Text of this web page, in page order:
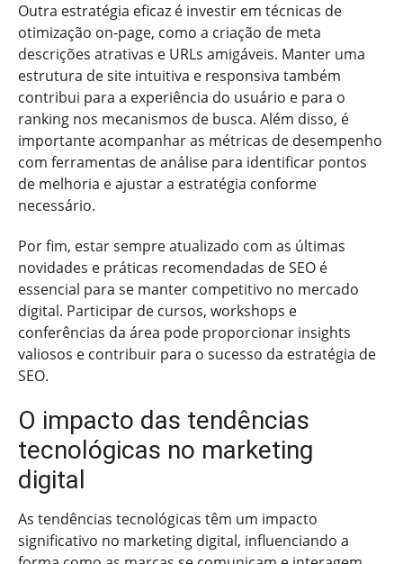
Outra estratégia eficaz é investir em técnicas de
otimização on-page, como a criação de meta
descrições atrativas e URLs amigáveis. Manter uma
estrutura de site intuitiva e responsiva também
contribui para a experiência do usuário e para o
ranking nos mecanismos de busca. Além disso, é
importante acompanhar as métricas de desempenho
com ferramentas de análise para identificar pontos
de melhoria e ajustar a estratégia conforme
necessário.
Por fim, estar sempre atualizado com as últimas
novidades e práticas recomendadas de SEO é
essencial para se manter competitivo no mercado
digital. Participar de cursos, workshops e
conferências da área pode proporcionar insights
valiosos e contribuir para o sucesso da estratégia de
SEO.
O impacto das tendências
tecnológicas no marketing
digital
As tendências tecnológicas têm um impacto
significativo no marketing digital, influenciando a